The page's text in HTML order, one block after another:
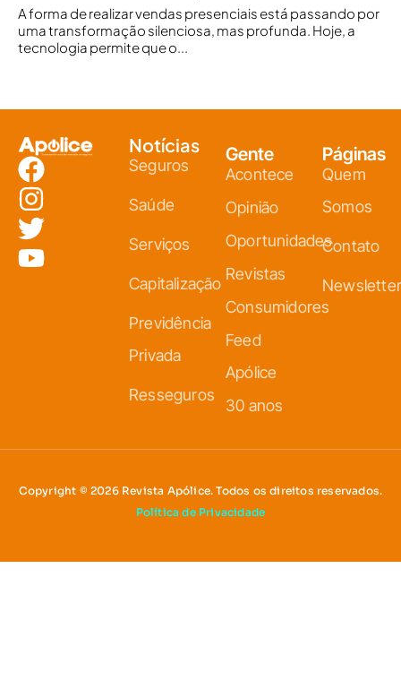
A forma de realizar vendas presenciais está passando por
uma transformação silenciosa, mas profunda. Hoje, a
tecnologia permite que o...
Notícias
Seguros
Saúde
Serviços
Capitalização
Previdência
Privada
Resseguros
Gente
Acontece
Opinião
Oportunidades
Revistas
Consumidores
Feed
Apólice
30 anos
Páginas
Quem
Somos
Contato
Newsletter
Copyright © 2026 Revista Apólice. Todos os direitos reservados.
Política de Privacidade